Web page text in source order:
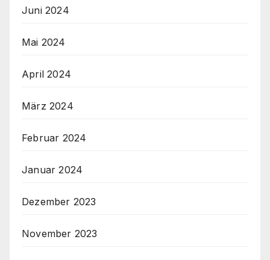
Juni 2024
Mai 2024
April 2024
März 2024
Februar 2024
Januar 2024
Dezember 2023
November 2023